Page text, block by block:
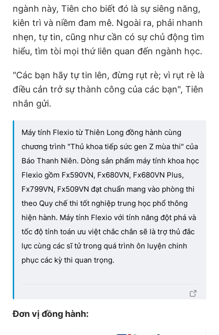
ngành này, Tiên cho biết đó là sự siêng năng,
kiên trì và niềm đam mê. Ngoài ra, phải nhanh
nhẹn, tự tin, cũng như cần có sự chủ động tìm
hiểu, tìm tòi mọi thứ liên quan đến ngành học.
"Các bạn hãy tự tin lên, đừng rụt rè; vì rụt rè là
điều cản trở sự thành công của các bạn", Tiên
nhắn gửi.
Máy tính Flexio từ Thiên Long đồng hành cùng
chương trình "Thủ khoa tiếp sức gen Z mùa thi" của
Báo Thanh Niên. Dòng sản phẩm máy tính khoa học
Flexio gồm Fx590VN, Fx680VN, Fx680VN Plus,
Fx799VN, Fx509VN đạt chuẩn mang vào phòng thi
theo Quy chế thi tốt nghiệp trung học phổ thông
hiện hành. Máy tính Flexio với tính năng đột phá và
tốc độ tính toán ưu việt chắc chắn sẽ là trợ thủ đắc
lực cùng các sĩ tử trong quá trình ôn luyện chinh
phục các kỳ thi quan trọng.
Đơn vị đồng hành: